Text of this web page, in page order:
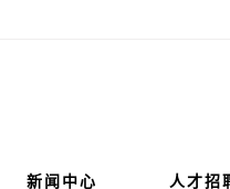
新闻中心 人才招